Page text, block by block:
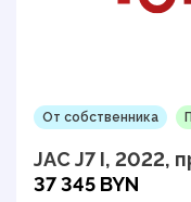
От собственника
JAC J7 I, 2022,
37 345 BYN